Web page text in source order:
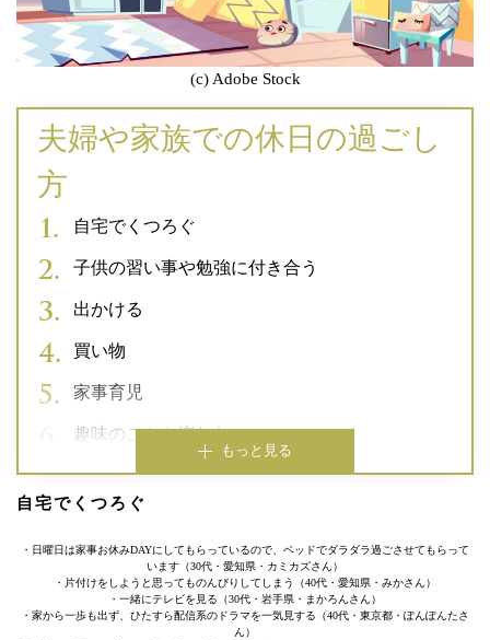
(c) Adobe Stock
夫婦や家族での休日の過ごし
方
自宅でくつろぐ
子供の習い事や勉強に付き合う
出かける
買い物
家事育児
趣味のことを楽しむ
もっと見る
自宅でくつろぐ
・日曜日は家事お休みDAYにしてもらっているので、ベッドでダラダラ過ごさせてもらって
います（30代・愛知県・カミカズさん）
・片付けをしようと思ってものんびりしてしまう（40代・愛知県・みかさん）
・一緒にテレビを見る（30代・岩手県・まかろんさん）
・家から一歩も出ず、ひたすら配信系のドラマを一気見する（40代・東京都・ぽんぽんたさ
ん）